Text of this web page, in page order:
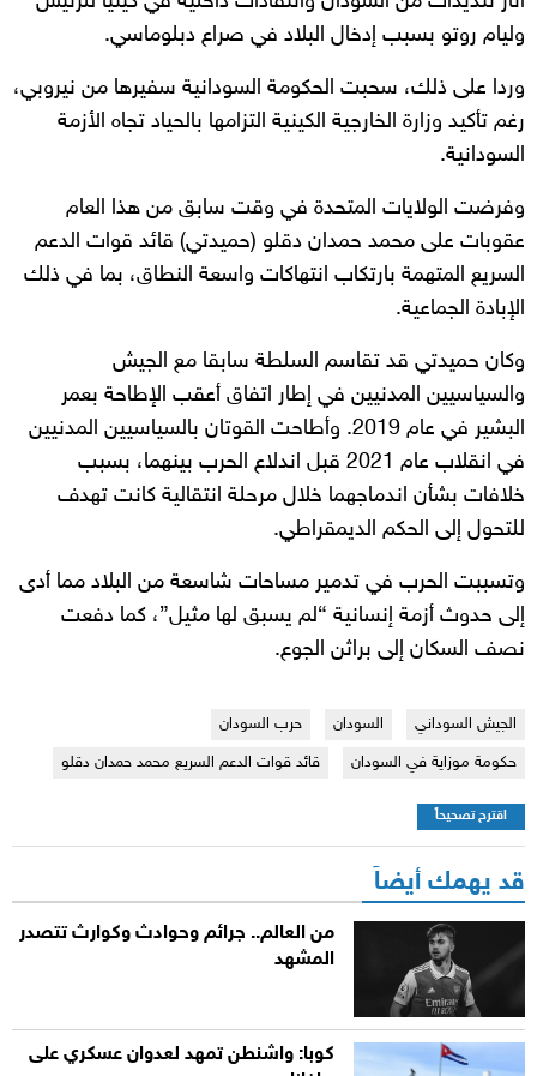
وليام روتو بسبب إدخال البلاد في صراع دبلوماسي.
وردا على ذلك، سحبت الحكومة السودانية سفيرها من نيروبي،
رغم تأكيد وزارة الخارجية الكينية التزامها بالحياد تجاه الأزمة
السودانية.
وفرضت الولايات المتحدة في وقت سابق من هذا العام
عقوبات على محمد حمدان دقلو (حميدتي) قائد قوات الدعم
السريع المتهمة بارتكاب انتهاكات واسعة النطاق، بما في ذلك
الإبادة الجماعية.
وكان حميدتي قد تقاسم السلطة سابقا مع الجيش
والسياسيين المدنيين في إطار اتفاق أعقب الإطاحة بعمر
البشير في عام 2019. وأطاحت القوتان بالسياسيين المدنيين
في انقلاب عام 2021 قبل اندلاع الحرب بينهما، بسبب
خلافات بشأن اندماجهما خلال مرحلة انتقالية كانت تهدف
للتحول إلى الحكم الديمقراطي.
وتسببت الحرب في تدمير مساحات شاسعة من البلاد مما أدى
إلى حدوث أزمة إنسانية “لم يسبق لها مثيل”، كما دفعت
نصف السكان إلى براثن الجوع.
الجيش السوداني السودان
حرب السودان
حكومة موزاية في السودان
قائد قوات الدعم السريع محمد حمدان دقلو
اقترح تصحيحاً
قد يهمك أيضاً
من العالم.. جرائم وحوادث وكوارث تتصدر
المشهد
كوبا: واشنطن تمهد لعدوان عسكري على